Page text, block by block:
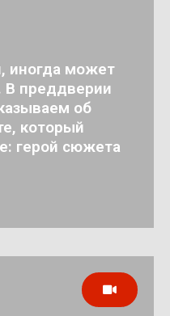
иногда может
В преддверии
об
который
герой сюжета